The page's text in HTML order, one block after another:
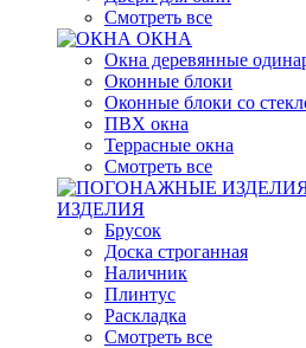
Смотреть все
ОКНА
Окна деревянные
Оконные блоки
Оконные блоки со
ПВХ окна
Террасные окна
Смотреть все
ИЗДЕЛИЯ
Брусок
Доска строганная
Наличник
Плинтус
Раскладка
Смотреть все